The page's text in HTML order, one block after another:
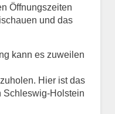
Öffnungszeiten
und das
kann es zuweilen
Hier ist das
Schleswig-Holstein